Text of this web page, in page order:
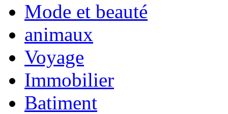
Mode et beauté
animaux
Voyage
Immobilier
Batiment